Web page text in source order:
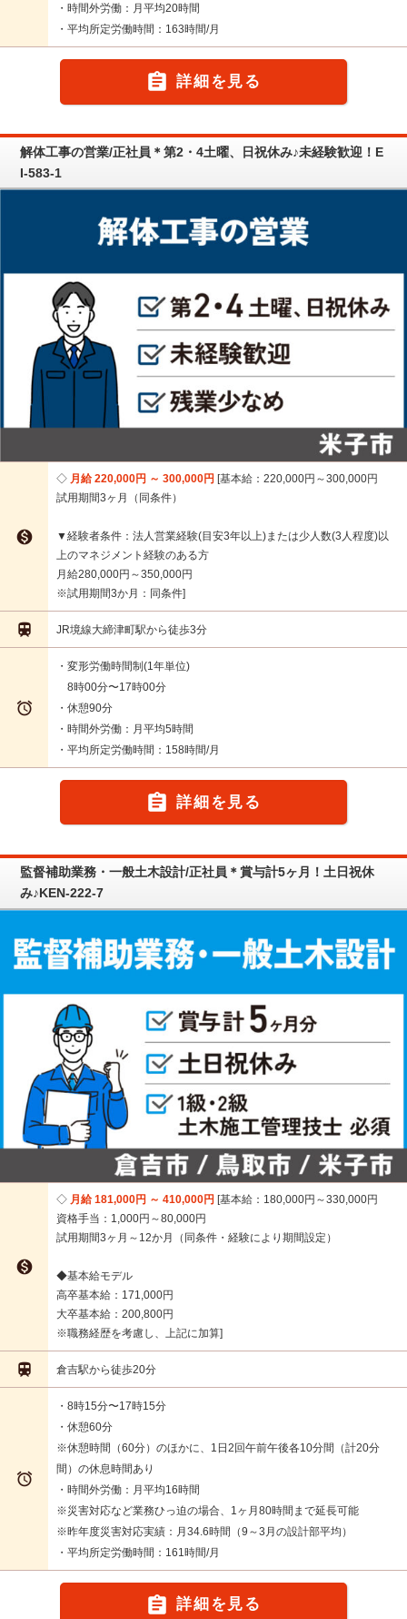
・時間外労働：月平均20時間
・平均所定労働時間：163時間/月
 詳細を見る
解体工事の営業/正社員＊第2・4土曜、日祝休み♪未経験歓迎！E
I-583-1

月給 220,000円 ～ 300,000円 基本給：220,000円～300,000円
試用期間3ヶ月（同条件）
▼経験者条件：法人営業経験(目安3年以上)または少人数(3人程度)以
上のマネジメント経験のある方
月給280,000円～350,000円
※試用期間3か月：同条件
 JR境線大締津町駅から徒歩3分

・変形労働時間制(1年単位)
8時00分〜17時00分
・休憩90分
・時間外労働：月平均5時間
・平均所定労働時間：158時間/月
 詳細を見る
監督補助業務・一般土木設計/正社員＊賞与計5ヶ月！土日祝休
み♪KEN-222-7

月給 181,000円 ～ 410,000円 基本給：180,000円～330,000円
資格手当：1,000円～80,000円
試用期間3ヶ月～12か月（同条件・経験により期間設定）
◆基本給モデル
高卒基本給：171,000円
大卒基本給：200,800円
※職務経歴を考慮し、上記に加算
 倉吉駅から徒歩20分

・8時15分〜17時15分
・休憩60分
※休憩時間（60分）のほかに、1日2回午前午後各10分間（計20分
間）の休息時間あり
・時間外労働：月平均16時間
※災害対応など業務ひっ迫の場合、1ヶ月80時間まで延長可能
※昨年度災害対応実績：月34.6時間（9～3月の設計部平均）
・平均所定労働時間：161時間/月
 詳細を見る